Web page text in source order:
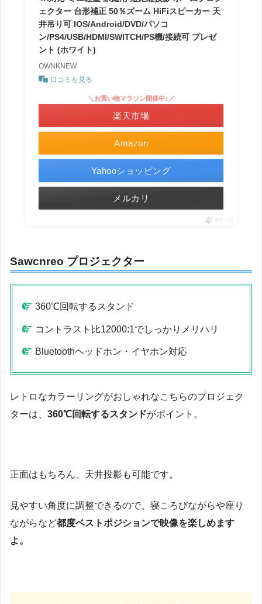
ェクター 台形補正 50％ズーム HiFiスピーカー 天
井吊り可 IOS/Android/DVD/パソコ
ン/PS4/USB/HDMI/SWITCH/PS機/接続可 プレゼ
ント (ホワイト)
OWNKNEW
口コミを見る
Amazon
＼お買い物マラソン開催中♪／
楽天市場
Yahooショッピング
メルカリ
ポチップ
Sawcnreo プロジェクター
360℃回転するスタンド
コントラスト比12000:1でしっかりメリハリ
Bluetoothヘッドホン・イヤホン対応
レトロなカラーリングがおしゃれなこちらのプロジェク
ターは、 360℃回転するスタンドがポイント。
正面はもちろん、天井投影も可能です。
見やすい角度に調整できるので、寝ころびながらや座り
ながらなど都度ベストポジションで映像を楽しめます
よ。